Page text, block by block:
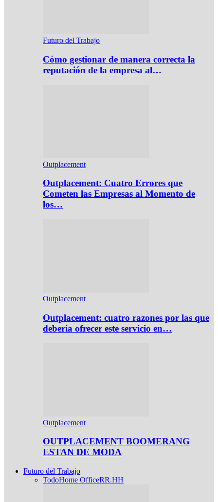
Futuro del Trabajo
Cómo gestionar de manera correcta la
reputación de la empresa al…
Outplacement
Outplacement: Cuatro Errores que
Cometen las Empresas al Momento de
los…
Outplacement
Outplacement: cuatro razones por las que
debería ofrecer este servicio en…
Outplacement
OUTPLACEMENT BOOMERANG
ESTAN DE MODA
Futuro del Trabajo
TodoHome OfficeRR.HH